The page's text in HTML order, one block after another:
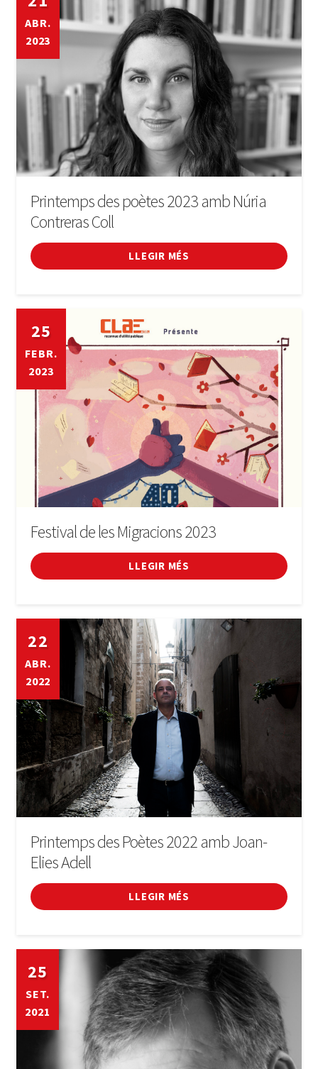
ABR.
2023
Printemps des poètes 2023 amb Núria
Contreras Coll
LLEGIR MÉS
25
FEBR.
2023
Festival de les Migracions 2023
LLEGIR MÉS
22
ABR.
2022
Printemps des Poètes 2022 amb Joan-
Elies Adell
LLEGIR MÉS
25
SET.
2021